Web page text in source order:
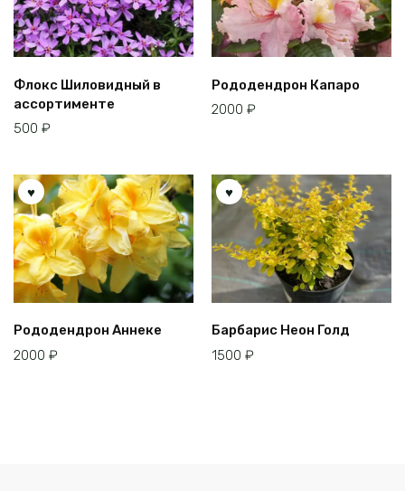
Флокс Шиловидный в
ассортименте
500 ₽
Рододендрон Капаро
2000 ₽
Рододендрон Аннеке
2000 ₽
Барбарис Неон Голд
1500 ₽